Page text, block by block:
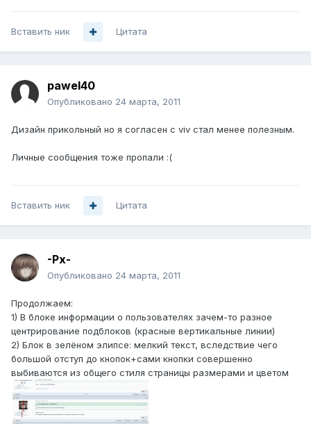
Вставить ник Цитата
pawel40
Опубликовано 24 марта, 2011
Дизайн прикольный но я согласен с viv стал менее полезным.
Личные сообщения тоже пропали :(
Вставить ник Цитата
-Px-
Опубликовано 24 марта, 2011
Продолжаем:
1) В блоке информации о пользователях зачем-то разное
центрирование подблоков (красные вертикальные линии)
2) Блок в зелёном элипсе: мелкий текст, вследствие чего
большой отступ до кнопок+сами кнопки совершенно
выбиваются из общего стиля страницы размерами и цветом